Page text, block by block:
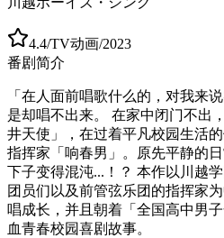
4.4/TV动画/2023
番剧简介
「在人面前唱歌什么的，对我来
是却唱不出来。 在家中闭门不出
井天使」，在过着平凡校园生活
指挥家「响春男」。原先平静的
下子变得混沌...！？ 本作以川越
团员们以及前管弦乐团的指挥家
唱成长，并且朝着「全国高中男
血青春校园喜剧故事。